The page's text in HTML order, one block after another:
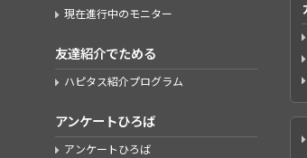
現在進行中のモニター
友達紹介でためる
ハピタス紹介プログラム
アンケートひろば
アンケートひろば